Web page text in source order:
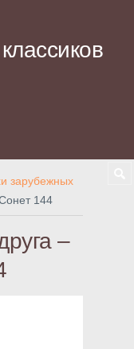
зарубежных
144
–